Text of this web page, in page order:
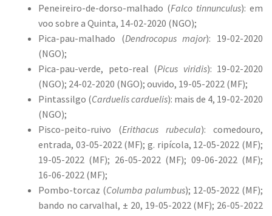
Peneireiro-de-dorso-malhado (Falco tinnunculus): em
voo sobre a Quinta, 14-02-2020 (NGO);
Pica-pau-malhado (Dendrocopus major): 19-02-2020
(NGO);
Pica-pau-verde, peto-real (Picus viridis): 19-02-2020
(NGO); 24-02-2020 (NGO); ouvido, 19-05-2022 (MF);
Pintassilgo (Carduelis carduelis): mais de 4, 19-02-2020
(NGO);
Pisco-peito-ruivo (Erithacus rubecula): comedouro,
entrada, 03-05-2022 (MF); g. ripícola, 12-05-2022 (MF);
19-05-2022 (MF); 26-05-2022 (MF); 09-06-2022 (MF);
16-06-2022 (MF);
Pombo-torcaz (Columba palumbus); 12-05-2022 (MF);
bando no carvalhal, ± 20, 19-05-2022 (MF); 26-05-2022